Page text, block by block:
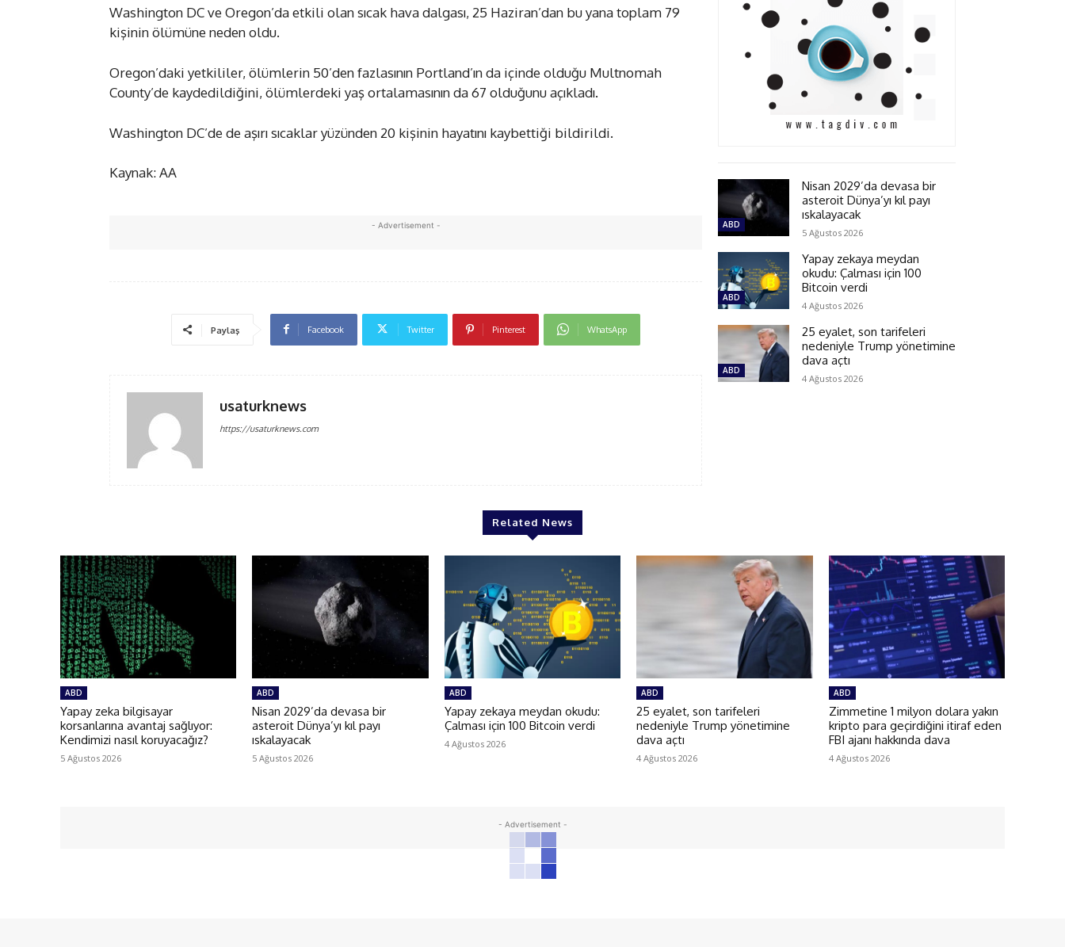
Washington DC ve Oregon’da etkili olan sıcak hava dalgası, 25 Haziran’dan bu yana toplam 79
kişinin ölümüne neden oldu.
Oregon’daki yetkililer, ölümlerin 50’den fazlasının Portland’ın da içinde olduğu Multnomah
County’de kaydedildiğini, ölümlerdeki yaş ortalamasının da 67 olduğunu açıkladı.
Washington DC’de de aşırı sıcaklar yüzünden 20 kişinin hayatını kaybettiği bildirildi.
Kaynak: AA
- Advertisement -
Paylaş Facebook Twitter Pinterest WhatsApp
usaturknews
https://usaturknews.com
ABD
Nisan 2029’da devasa bir
asteroit Dünya’yı kıl payı
ıskalayacak
5 Ağustos 2026
ABD
Yapay zekaya meydan
okudu: Çalması için 100
Bitcoin verdi
4 Ağustos 2026
ABD
25 eyalet, son tarifeleri
nedeniyle Trump yönetimine
dava açtı
4 Ağustos 2026
Related News
ABD
Yapay zeka bilgisayar
korsanlarına avantaj sağlıyor:
Kendimizi nasıl koruyacağız?
5 Ağustos 2026
ABD
Nisan 2029’da devasa bir
asteroit Dünya’yı kıl payı
ıskalayacak
5 Ağustos 2026
ABD
Yapay zekaya meydan okudu:
Çalması için 100 Bitcoin verdi
4 Ağustos 2026
ABD
25 eyalet, son tarifeleri
nedeniyle Trump yönetimine
dava açtı
4 Ağustos 2026
ABD
Zimmetine 1 milyon dolara yakın
kripto para geçirdiğini itiraf eden
FBI ajanı hakkında dava
4 Ağustos 2026
- Advertisement -